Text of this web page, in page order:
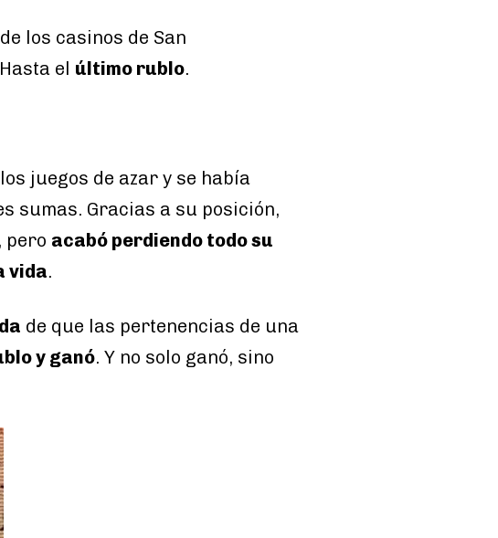
los casinos de San
el último rublo.
juegos de azar y se había
sumas. Gracias a su posición,
pero acabó perdiendo todo su
vida.
de que las pertenencias de una
y ganó. Y no solo ganó, sino